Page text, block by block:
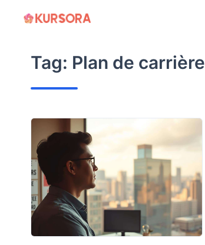
Tag: Plan de carrière